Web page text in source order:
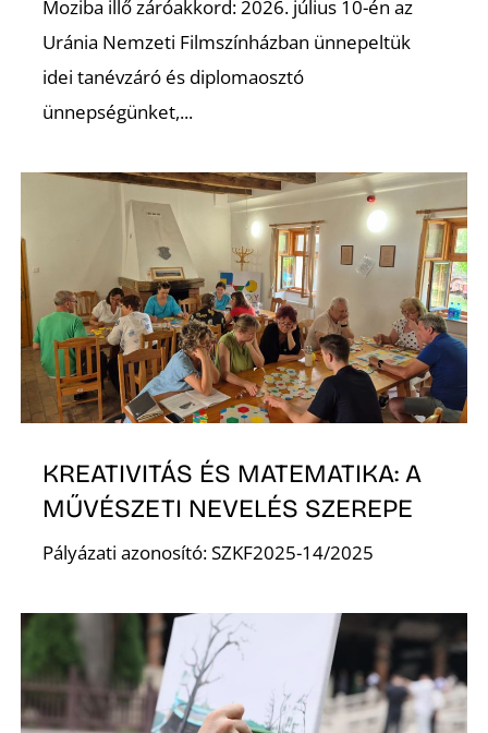
Moziba illő záróakkord: 2026. július 10-én az
Uránia Nemzeti Filmszínházban ünnepeltük
idei tanévzáró és diplomaosztó
ünnepségünket,...
KREATIVITÁS ÉS MATEMATIKA: A
MŰVÉSZETI NEVELÉS SZEREPE
Pályázati azonosító: SZKF2025-14/2025